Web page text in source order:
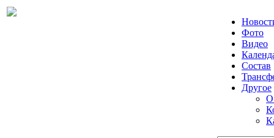
Фото
Видео
Состав
Другое
О